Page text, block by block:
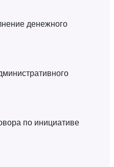
денежного
по инициативе